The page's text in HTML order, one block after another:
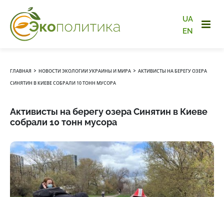
UA
EN
ГЛАВНАЯ › НОВОСТИ ЭКОЛОГИИ УКРАИНЫ И МИРА › АКТИВИСТЫ НА БЕРЕГУ ОЗЕРА
СИНЯТИН В КИЕВЕ СОБРАЛИ 10 ТОНН МУСОРА
Активисты на берегу озера Синятин в Киеве
собрали 10 тонн мусора